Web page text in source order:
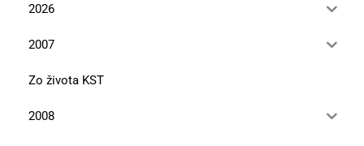
2026
2007
Zo života KST
2008